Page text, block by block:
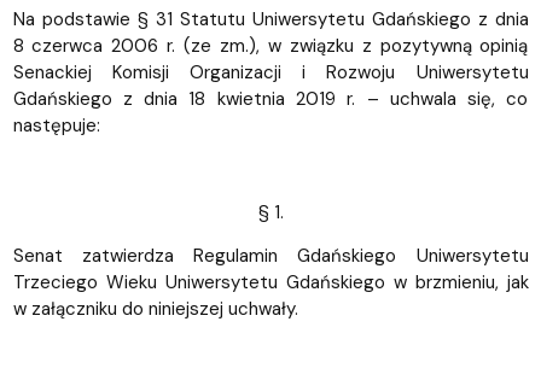
Na podstawie § 31 Statutu Uniwersytetu Gdańskiego z dnia
8 czerwca 2006 r. (ze zm.), w związku z pozytywną opinią
Senackiej Komisji Organizacji i Rozwoju Uniwersytetu
Gdańskiego z dnia 18 kwietnia 2019 r. – uchwala się, co
następuje:
§ 1.
Senat zatwierdza Regulamin Gdańskiego Uniwersytetu
Trzeciego Wieku Uniwersytetu Gdańskiego w brzmieniu, jak
w załączniku do niniejszej uchwały.